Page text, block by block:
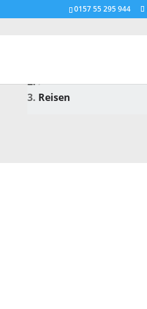
0157 55 295 944
/
Reisen